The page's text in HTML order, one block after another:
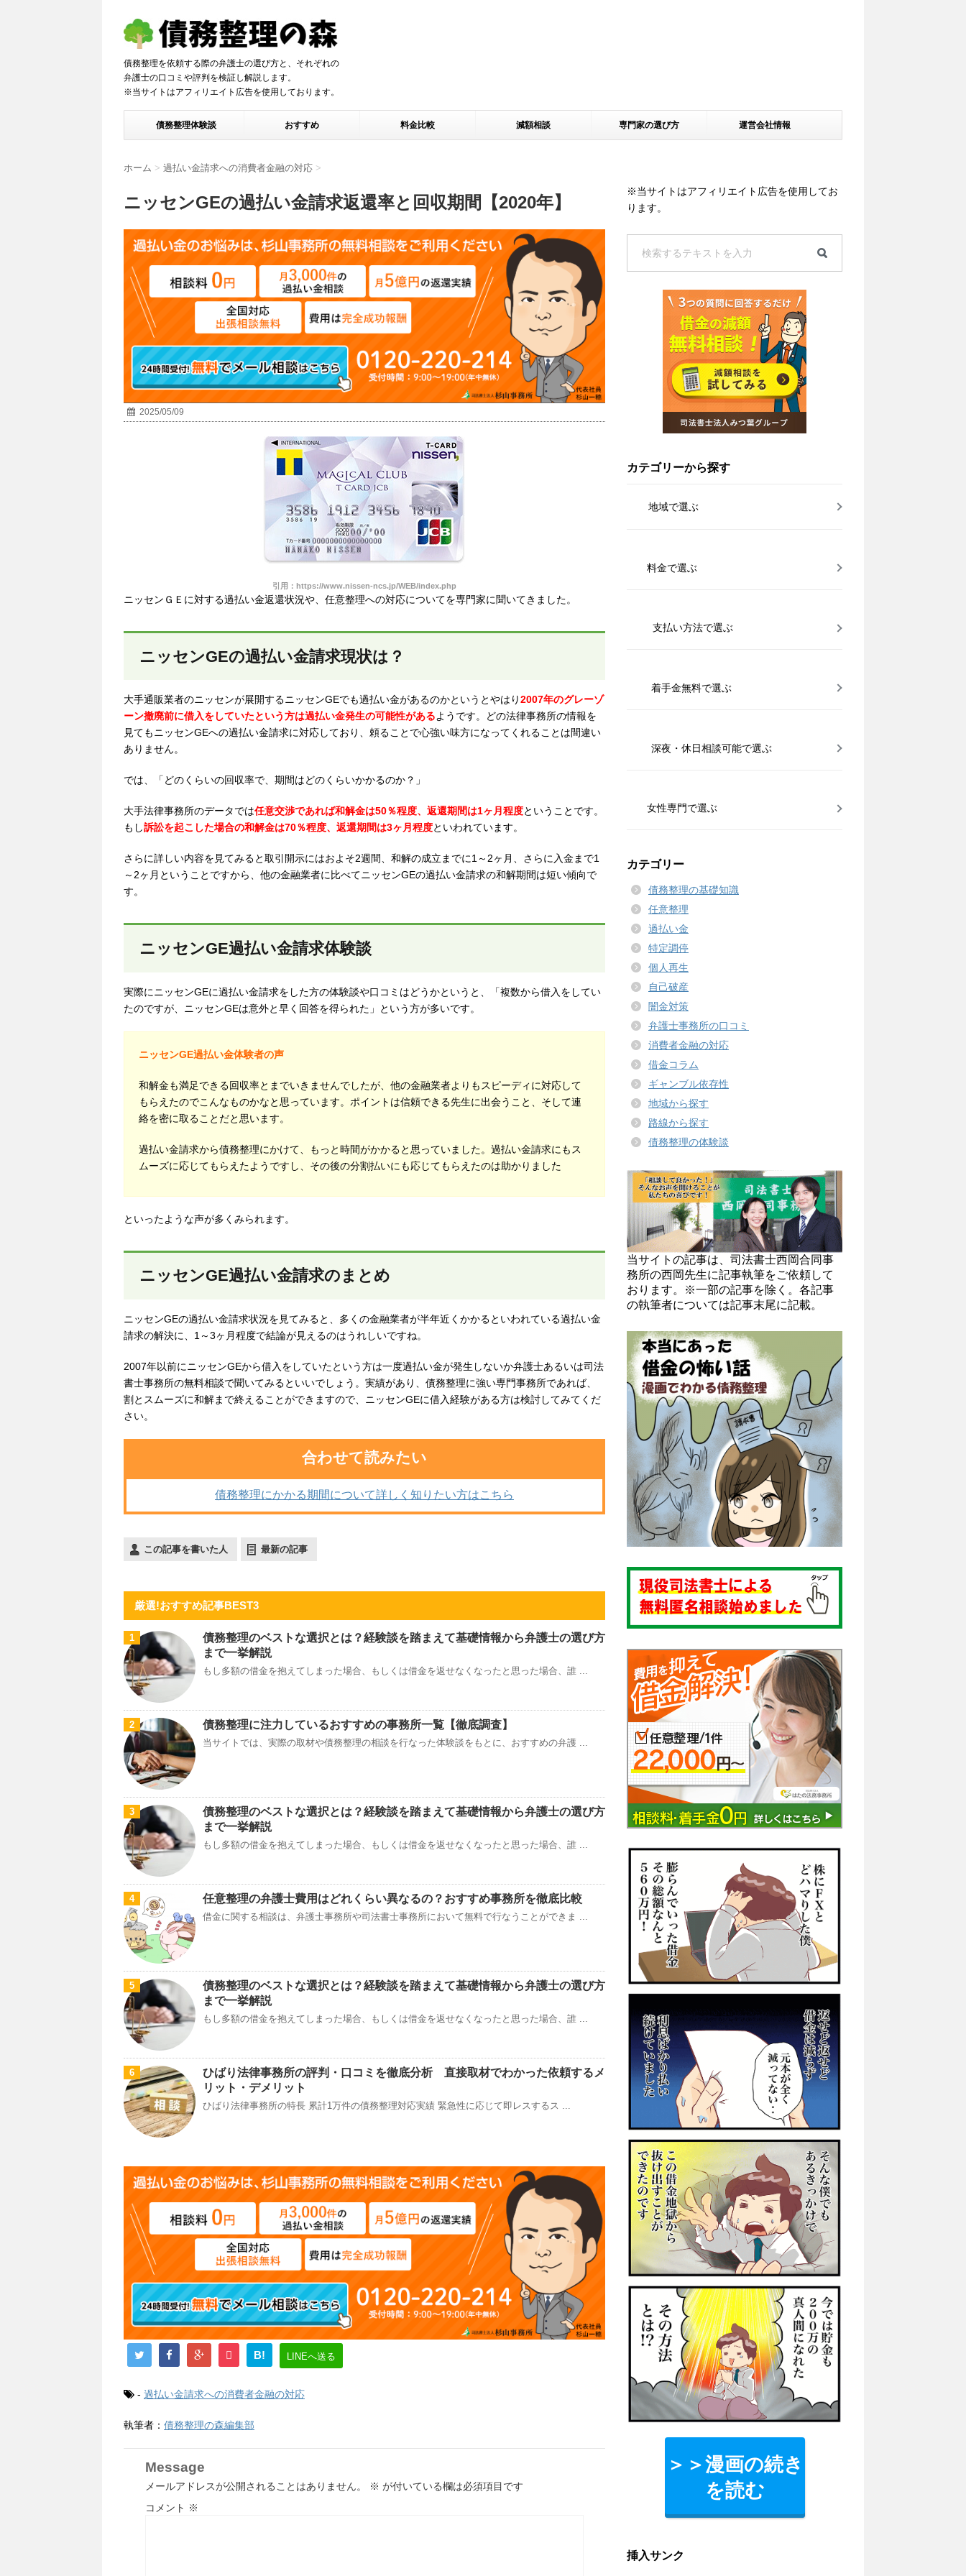
債務整理を依頼する際の弁護士の選び方と、それぞれの
弁護士の口コミや評判を検証し解説します。
※当サイトはアフィリエイト広告を使用しております。
債務整理体験談 おすすめ 料金比較 減額相談 専門家の選び方 運営会社情報
ホーム > 過払い金請求への消費者金融の対応 >
ニッセンGEの過払い金請求返還率と回収期間【2020年】
2025/05/09
引用：https://www.nissen-ncs.jp/WEB/index.php
ニッセンＧＥに対する過払い金返還状況や、任意整理への対応についてを専門家に聞いてきました。
ニッセンGEの過払い金請求現状は？
大手通販業者のニッセンが展開するニッセンGEでも過払い金があるのかというとやはり2007年のグレーゾ
ーン撤廃前に借入をしていたという方は過払い金発生の可能性があるようです。どの法律事務所の情報を
見てもニッセンGEへの過払い金請求に対応しており、頼ることで心強い味方になってくれることは間違い
ありません。
では、「どのくらいの回収率で、期間はどのくらいかかるのか？」
大手法律事務所のデータでは任意交渉であれば和解金は50％程度、返還期間は1ヶ月程度ということです。
もし訴訟を起こした場合の和解金は70％程度、返還期間は3ヶ月程度といわれています。
さらに詳しい内容を見てみると取引開示にはおよそ2週間、和解の成立までに1～2ヶ月、さらに入金まで1
～2ヶ月ということですから、他の金融業者に比べてニッセンGEの過払い金請求の和解期間は短い傾向で
す。
ニッセンGE過払い金請求体験談
実際にニッセンGEに過払い金請求をした方の体験談や口コミはどうかというと、「複数から借入をしてい
たのですが、ニッセンGEは意外と早く回答を得られた」という方が多いです。
ニッセンGE過払い金体験者の声
和解金も満足できる回収率とまでいきませんでしたが、他の金融業者よりもスピーディに対応して
もらえたのでこんなものかなと思っています。ポイントは信頼できる先生に出会うこと、そして連
絡を密に取ることだと思います。
過払い金請求から債務整理にかけて、もっと時間がかかると思っていました。過払い金請求にもス
ムーズに応じてもらえたようですし、その後の分割払いにも応じてもらえたのは助かりました
といったような声が多くみられます。
ニッセンGE過払い金請求のまとめ
ニッセンGEの過払い金請求状況を見てみると、多くの金融業者が半年近くかかるといわれている過払い金
請求の解決に、1～3ヶ月程度で結論が見えるのはうれしいですね。
2007年以前にニッセンGEから借入をしていたという方は一度過払い金が発生しないか弁護士あるいは司法
書士事務所の無料相談で聞いてみるといいでしょう。実績があり、債務整理に強い専門事務所であれば、
割とスムーズに和解まで終えることができますので、ニッセンGEに借入経験がある方は検討してみてくだ
さい。
合わせて読みたい
債務整理にかかる期間について詳しく知りたい方はこちら
この記事を書いた人 最新の記事
厳選!おすすめ記事BEST3
1
債務整理のベストな選択とは？経験談を踏まえて基礎情報から弁護士の選び方
まで一挙解説
もし多額の借金を抱えてしまった場合、もしくは借金を返せなくなったと思った場合、誰 ...
2 債務整理に注力しているおすすめの事務所一覧【徹底調査】
当サイトでは、実際の取材や債務整理の相談を行なった体験談をもとに、おすすめの弁護 ...
3
債務整理のベストな選択とは？経験談を踏まえて基礎情報から弁護士の選び方
まで一挙解説
もし多額の借金を抱えてしまった場合、もしくは借金を返せなくなったと思った場合、誰 ...
4 任意整理の弁護士費用はどれくらい異なるの？おすすめ事務所を徹底比較
借金に関する相談は、弁護士事務所や司法書士事務所において無料で行なうことができま ...
5
債務整理のベストな選択とは？経験談を踏まえて基礎情報から弁護士の選び方
まで一挙解説
もし多額の借金を抱えてしまった場合、もしくは借金を返せなくなったと思った場合、誰 ...
6
ひばり法律事務所の評判・口コミを徹底分析 直接取材でわかった依頼するメ
リット・デメリット
ひばり法律事務所の特長 累計1万件の債務整理対応実績 緊急性に応じて即レスするス ...
B! LINEへ送る
- 過払い金請求への消費者金融の対応
執筆者： 債務整理の森編集部
Message
メールアドレスが公開されることはありません。 ※ が付いている欄は必須項目です
コメント ※
※当サイトはアフィリエイト広告を使用してお
ります。
カテゴリーから探す
地域で選ぶ
料金で選ぶ
支払い方法で選ぶ
着手金無料で選ぶ
深夜・休日相談可能で選ぶ
女性専門で選ぶ
カテゴリー
債務整理の基礎知識
任意整理
過払い金
特定調停
個人再生
自己破産
闇金対策
弁護士事務所の口コミ
消費者金融の対応
借金コラム
ギャンブル依存性
地域から探す
路線から探す
債務整理の体験談
当サイトの記事は、司法書士西岡合同事
務所の西岡先生に記事執筆をご依頼して
おります。※一部の記事を除く。各記事
の執筆者については記事末尾に記載。
＞＞漫画の続き
を読む
挿入サンク